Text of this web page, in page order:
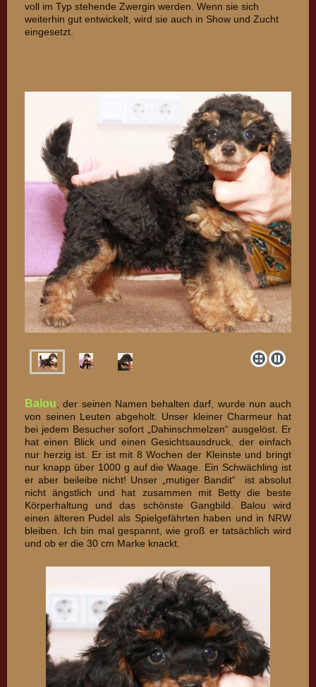
voll im Typ stehende Zwergin werden. Wenn sie sich
weiterhin gut entwickelt, wird sie auch in Show und Zucht
eingesetzt.
Balou , der seinen Namen behalten darf, wurde nun auch
von seinen Leuten abgeholt. Unser kleiner Charmeur hat
bei jedem Besucher sofort „Dahinschmelzen“ ausgelöst. Er
hat einen Blick und einen Gesichtsausdruck, der einfach
nur herzig ist. Er ist mit 8 Wochen der Kleinste und bringt
nur knapp über 1000 g auf die Waage. Ein Schwächling ist
er aber beileibe nicht! Unser „mutiger Bandit“ ist absolut
nicht ängstlich und hat zusammen mit Betty die beste
Körperhaltung und das schönste Gangbild. Balou wird
einen älteren Pudel als Spielgefährten haben und in NRW
bleiben. Ich bin mal gespannt, wie groß er tatsächlich wird
und ob er die 30 cm Marke knackt.